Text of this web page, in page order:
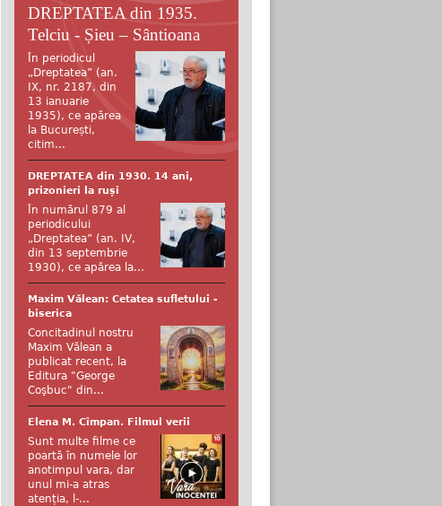
DREPTATEA din 1935.
Telciu - Șieu – Sântioana
În periodicul
„Dreptatea” (an.
IX, nr. 2187, din
13 ianuarie
1935), ce apărea
la București,
citim...
DREPTATEA din 1930. 14 ani,
prizonieri la ruși
În numărul 879 al
periodicului
„Dreptatea” (an. IV,
din 13 septembrie
1930), ce apărea la...
Maxim Vălean: Cetatea sufletului -
biserica
Concitadinul nostru
Maxim Vălean a
publicat recent, la
Editura "George
Coşbuc" din...
Elena M. Cîmpan. Filmul verii
Sunt multe filme ce
poartă în numele lor
anotimpul vara, dar
unul mi-a atras
atenția, l-...